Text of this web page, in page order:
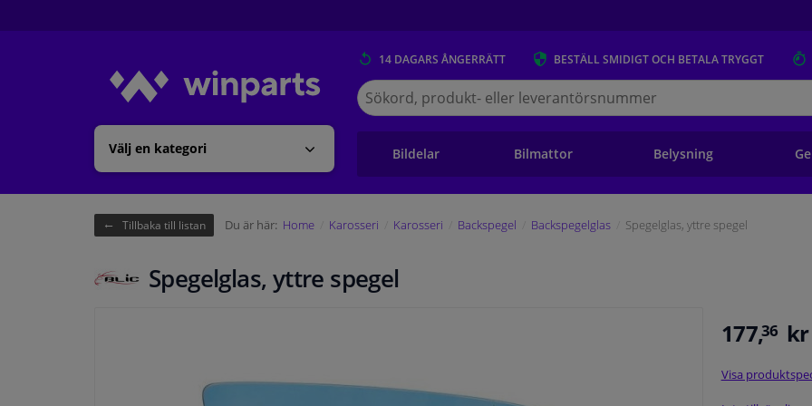
Välj en kategori
14 DAGARS ÅNGERRÄTT BESTÄLL SMIDIGT OCH BETALA TRYGGT
Sök
på
Winparts.se
Bildelar Bilmattor Belysning
Tillbaka till listan Du är här: Home Karosseri Karosseri Backspegel Backspegelglas Spegelglas, yttre spegel
Spegelglas, yttre spegel
177,36 kr
Visa